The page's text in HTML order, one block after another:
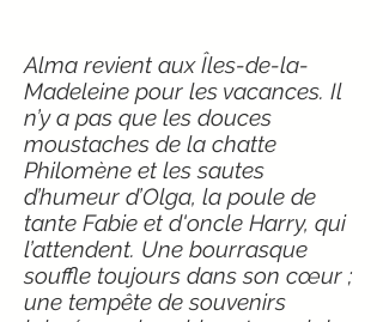
Alma revient aux Îles-de-la-
Madeleine pour les vacances. Il
n’y a pas que les douces
moustaches de la chatte
Philomène et les sautes
d’humeur d’Olga, la poule de
tante Fabie et d'oncle Harry, qui
l’attendent. Une bourrasque
souffle toujours dans son cœur ;
une tempête de souvenirs